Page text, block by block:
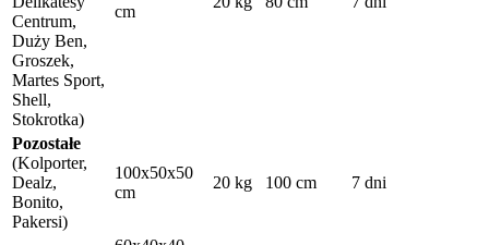
Centrum,
Duży Ben,
Groszek,
Martes Sport,
Shell,
Stokrotka)
cm
Pozostałe
(Kolporter,
Dealz,
Bonito,
Pakersi)
100x50x50
cm
20 kg 100 cm 7 dni